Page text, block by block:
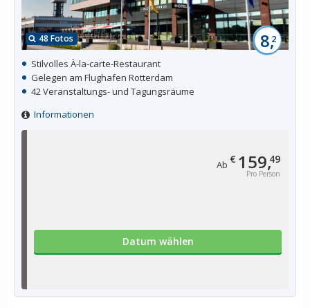
Ab € 159,49
Pro Person
Datum wählen
48 Fotos 8,2
Stilvolles À-la-carte-Restaurant
Gelegen am Flughafen Rotterdam
42 Veranstaltungs- und Tagungsräume
Informationen